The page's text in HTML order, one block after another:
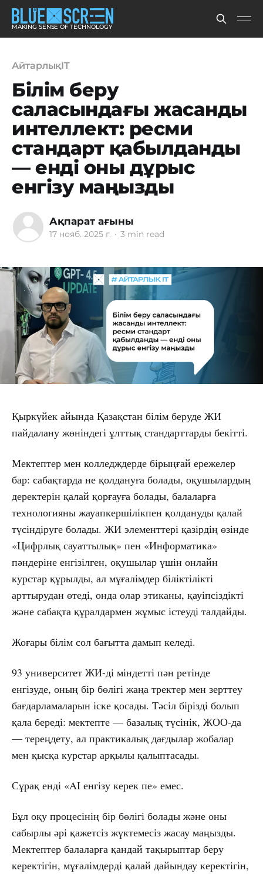
MAKING SENSE OF TECHNOLOGY
АйтарлықIT
Білім беру
саласындағы жасанды
интеллект: ресми
стандарт қабылданды
— енді оны дұрыс
енгізу маңызды
Ақпарат ағыны
17 нояб. 2025 г. • 3 min read
Қыркүйек айында Қазақстан білім беруде ЖИ
пайдалану жөніндегі ұлттық стандарттарды бекітті.
Мектептер мен колледждерде бірыңғай ережелер
бар: сабақтарда не қолдануға болады, оқушылардың
деректерін қалай қорғауға болады, балаларға
технологияны жауапкершілікпен қолдануды қалай
түсіндіруге болады. ЖИ элементтері қазірдің өзінде
«Цифрлық сауаттылық» пен «Информатика»
пәндеріне енгізілген, оқушылар үшін онлайн
курстар құрылды, ал мұғалімдер біліктілікті
арттырудан өтеді, онда олар этиканы, қауіпсіздікті
және сабақта құралдармен жұмыс істеуді талдайды.
Жоғары білім сол бағытта дамып келеді.
93 университет ЖИ-ді міндетті пән ретінде
енгізуде, оның бір бөлігі жаңа тректер мен зерттеу
бағдарламаларын іске қосады. Тәсіл бірізді болып
қала береді: мектепте — базалық түсінік, ЖОО-да
— тереңдету, ал практикалық дағдылар жобалар
мен қысқа курстар арқылы қалыптасады.
Сұрақ енді «AI енгізу керек пе» емес.
Бұл оқу процесінің бір бөлігі болады және оны
сабырлы әрі қажетсіз жүктемесіз жасау маңызды.
Мектептер балаларға қандай тақырыптар беру
керектігін, мұғалімдерді қалай дайындау керектігін,